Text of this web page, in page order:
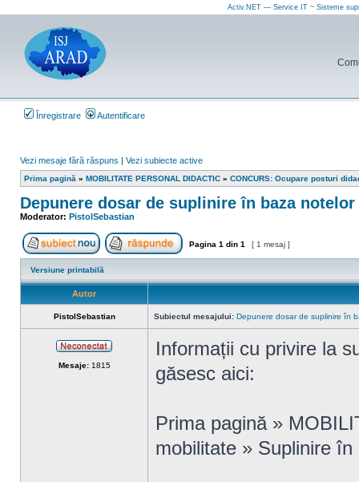
Activ.NET — Service IT ~ Sisteme
Înregistrare Autentificare
Vezi mesaje fără răspuns | Vezi subiecte active
Prima pagină » MOBILITATE PERSONAL DIDACTIC » CONCURS: Ocupare posturi
Depunere dosar de suplinire în baza
Moderator: PistolSebastian
Scrie un subiect nou Răspunde la subiect
Pagina 1 din 1 [ 1 mesaj ]
Versiune printabilă
Autor
PistolSebastian Subiectul mesajului: Depunere dosar de suplinire în
Mesaje:1815
Informații cu privire la
găsesc aici:
Prima pagină »
mobilitate » Suplinire